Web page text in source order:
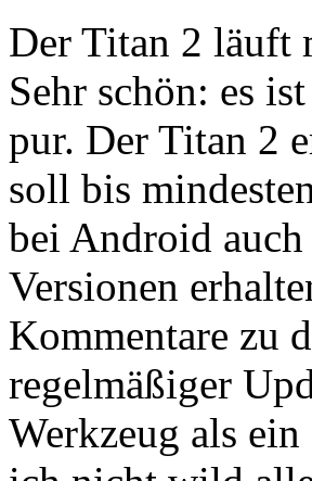
Der Titan 2 läuft
Sehr schön: es
pur. Der Titan 2
soll bis
bei Android
Versionen
Kommentare zu
regelmäßiger
Werkzeug als